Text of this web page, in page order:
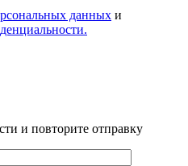
данных и
и повторите отправку